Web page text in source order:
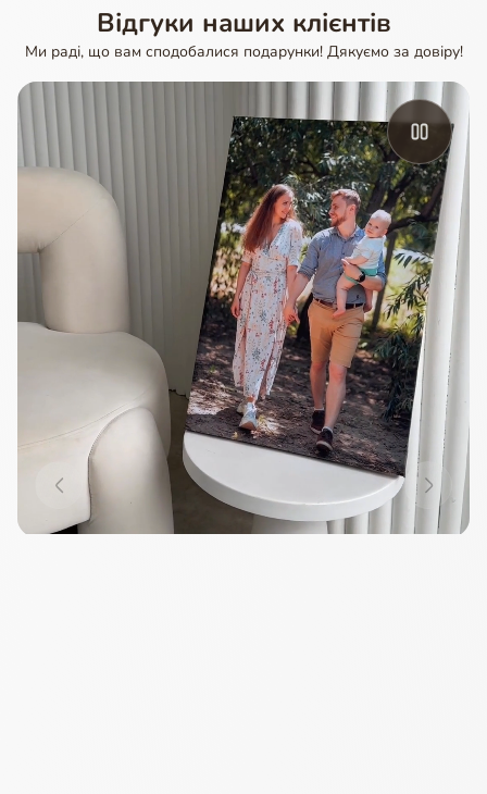
Відгуки наших клієнтів
Ми раді, що вам сподобалися подарунки! Дякуємо за довіру!